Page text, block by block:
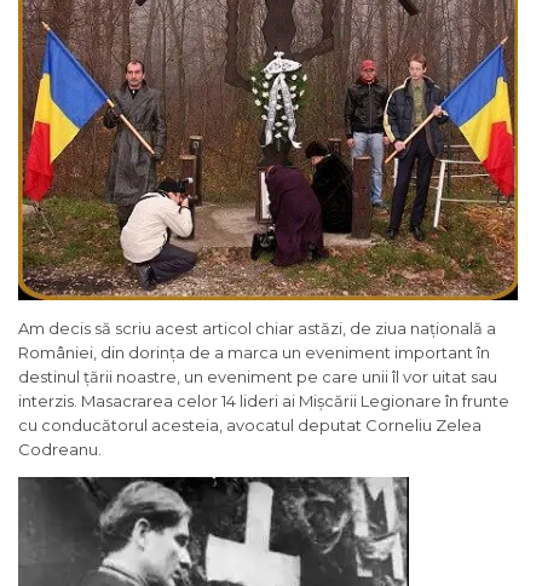
Am decis să scriu acest articol chiar astăzi, de ziua națională a
României, din dorința de a marca un eveniment important în
destinul țării noastre, un eveniment pe care unii îl vor uitat sau
interzis. Masacrarea celor 14 lideri ai Mișcării Legionare în frunte
cu conducătorul acesteia, avocatul deputat Corneliu Zelea
Codreanu.